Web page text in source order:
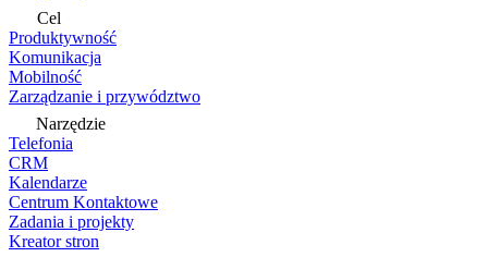
Cel
Produktywność
Komunikacja
Mobilność
Zarządzanie i przywództwo
Narzędzie
Telefonia
CRM
Kalendarze
Centrum Kontaktowe
Zadania i projekty
Kreator stron